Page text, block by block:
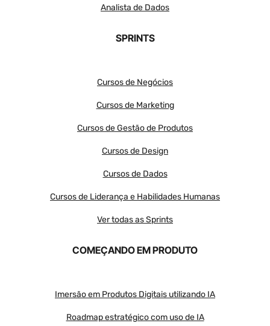
Analista de Dados
SPRINTS
Cursos de Negócios
Cursos de Marketing
Cursos de Gestão de Produtos
Cursos de Design
Cursos de Dados
Cursos de Liderança e Habilidades Humanas
Ver todas as Sprints
COMEÇANDO EM PRODUTO
Imersão em Produtos Digitais utilizando IA
Roadmap estratégico com uso de IA